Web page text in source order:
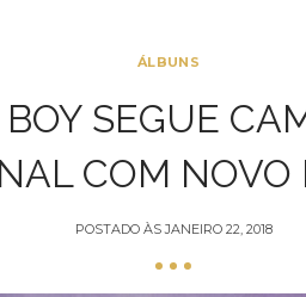
ÁLBUNS
SEGUE
COM NOVO
POSTADO ÀSJANEIRO 22, 2018